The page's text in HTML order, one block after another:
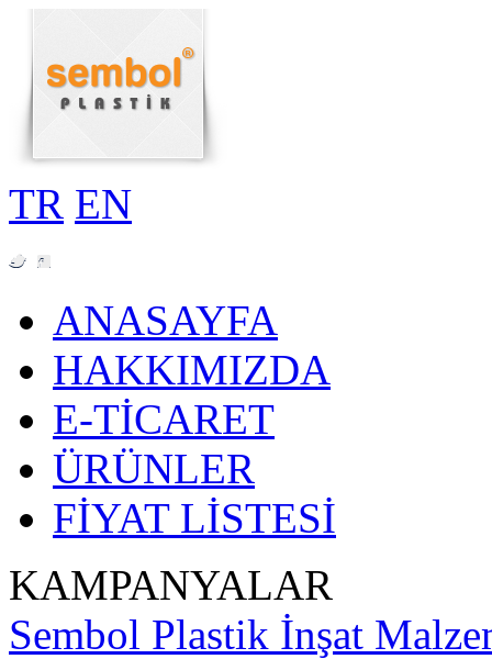
TR EN
ANASAYFA
HAKKIMIZDA
E-TİCARET
ÜRÜNLER
FİYAT LİSTESİ
KAMPANYALAR
Sembol Plastik İnşat